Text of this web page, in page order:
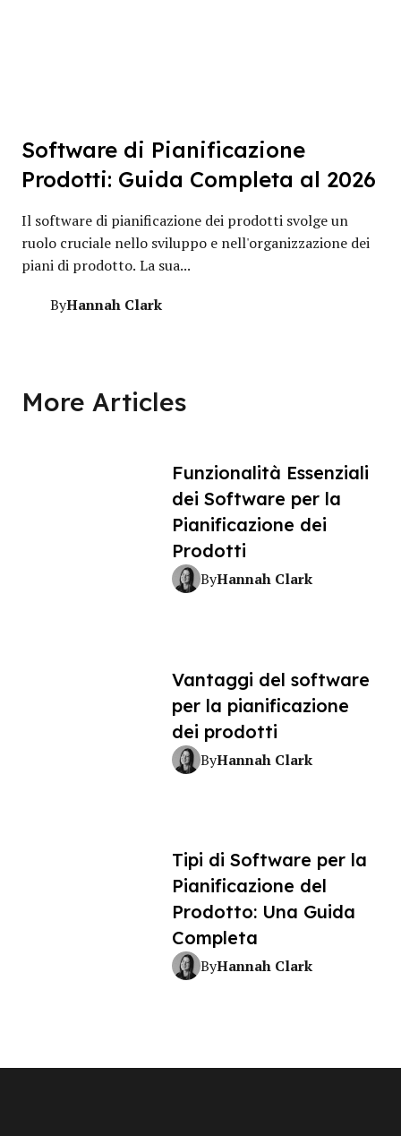
Software di Pianificazione
Prodotti: Guida Completa al 2026
Il software di pianificazione dei prodotti svolge un
ruolo cruciale nello sviluppo e nell'organizzazione dei
piani di prodotto. La sua...
ByHannah Clark
More Articles
Funzionalità Essenziali
dei Software per la
Pianificazione dei
Prodotti
ByHannah Clark
Vantaggi del software
per la pianificazione
dei prodotti
ByHannah Clark
Tipi di Software per la
Pianificazione del
Prodotto: Una Guida
Completa
ByHannah Clark